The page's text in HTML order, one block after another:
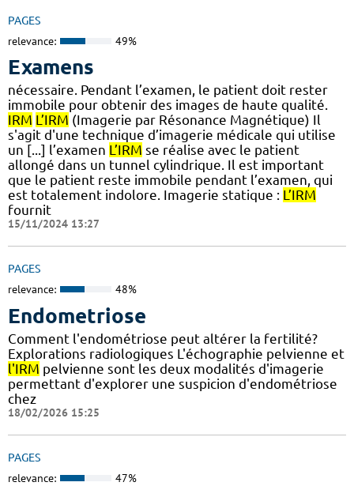
PAGES
relevance: 49%
Examens
nécessaire. Pendant l’examen, le patient doit rester
immobile pour obtenir des images de haute qualité.
IRM L’IRM (Imagerie par Résonance Magnétique) Il
s'agit d'une technique d’imagerie médicale qui utilise
un [...] l’examen L’IRM se réalise avec le patient
allongé dans un tunnel cylindrique. Il est important
que le patient reste immobile pendant l’examen, qui
est totalement indolore. Imagerie statique : L’IRM
fournit
15/11/2024 13:27
PAGES
relevance: 48%
Endometriose
Comment l'endométriose peut altérer la fertilité?
Explorations radiologiques L'échographie pelvienne et
l'IRM pelvienne sont les deux modalités d'imagerie
permettant d'explorer une suspicion d'endométriose
chez
18/02/2026 15:25
PAGES
relevance: 47%